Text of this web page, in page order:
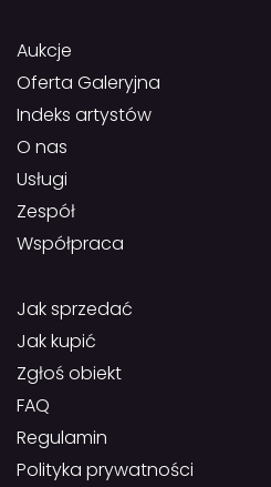
Aukcje
Oferta Galeryjna
Indeks artystów
O nas
Usługi
Zespół
Współpraca
Jak sprzedać
Jak kupić
Zgłoś obiekt
FAQ
Regulamin
Polityka prywatności